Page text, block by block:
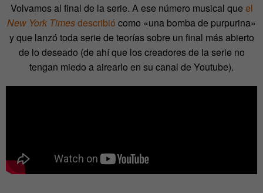
Volvamos al final de la serie. A ese número musical que el
New York Timesdescribió como «una bomba de purpurina»
y que lanzó toda serie de teorías sobre un final más abierto
de lo deseado (de ahí que los creadores de la serie no
tengan miedo a airearlo en su canal de Youtube).